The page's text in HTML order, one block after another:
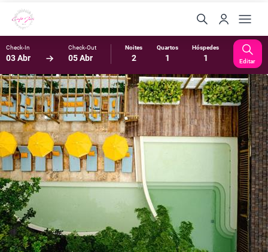
Check-In
03 Abr
Check-Out
05 Abr
Noites
2
Quartos
1
Hóspedes
1 Editar